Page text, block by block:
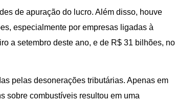
de apuração do lucro. Além disso, houve
especialmente por empresas ligadas à
a setembro deste ano, e de R$ 31 bilhões, no
pelas desonerações tributárias. Apenas em
sobre combustíveis resultou em uma